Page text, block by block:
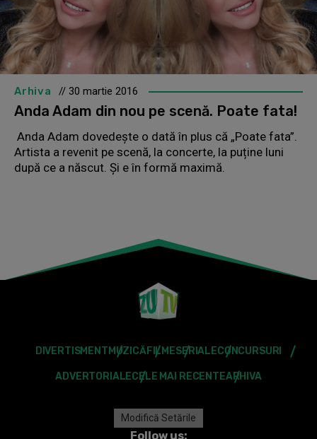
Arhiva // 30 martie 2016
Anda Adam din nou pe scenă. Poate fata!
Anda Adam dovedește o dată în plus că „Poate fata”.
Artista a revenit pe scenă, la concerte, la puține luni
după ce a născut. Și e în formă maximă.
DIVERTISMENT MUZICĂFILMESERIALECONCURSURI
ADVERTORIALECELE MAI RECENTEARHIVA
Modifică Setările
Follow us: